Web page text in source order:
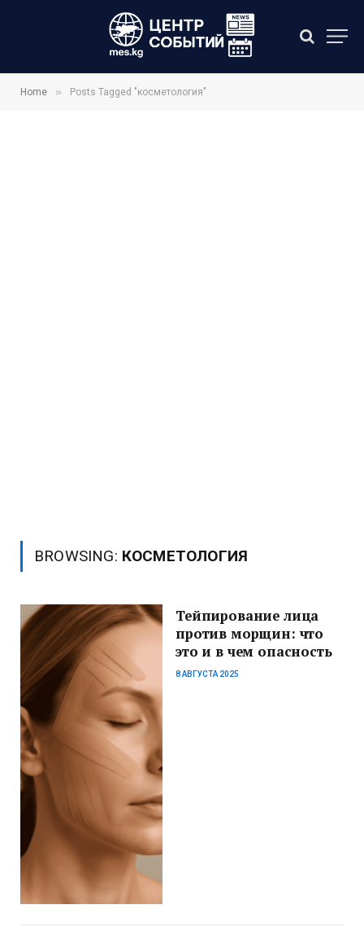
Home » Posts Tagged "косметология"
BROWSING: КОСМЕТОЛОГИЯ
Тейпирование лица
против морщин: что
это и в чем опасность
8 АВГУСТА 2025